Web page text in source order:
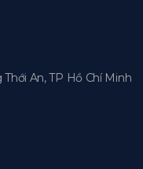
An, TP Hồ Chí Minh